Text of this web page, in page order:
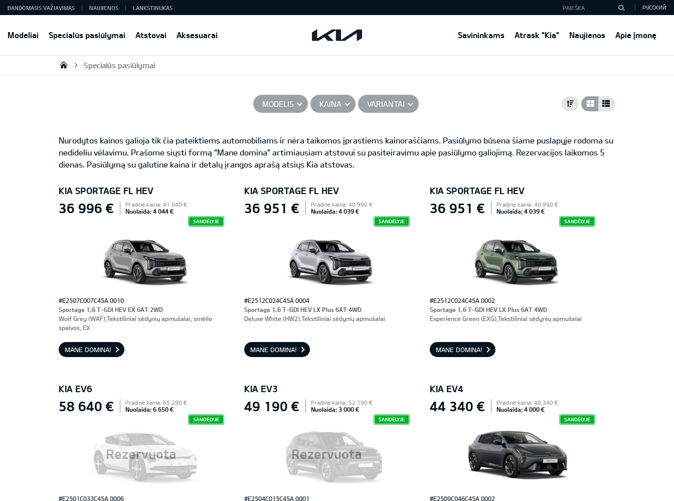
Modeliai Specialūs pasiūlymai Atstovai Aksesuarai Savininkams Atrask "Kia" Naujienos Apie įmonę
BANDOMASIS VAŽIAVIMAS NAUJIENOS LANKSTINUKAS РУССКИЙ
KIA AUTO AS
Specialūs pasiūlymai
MODELIS KAINA VARIANTAI
Nurodytos kainos galioja tik čia pateiktiems automobiliams ir nėra taikomos įprastiems kainoraščiams. Pasiūlymo būsena šiame puslapyje rodoma su
nedideliu vėlavimu. Prašome siųsti formą “Mane domina” artimiausiam atstovui su pasiteiravimu apie pasiūlymo galiojimą. Rezervacijos laikomos 5
dienas. Pasiūlymą su galutine kaina ir detalų įrangos aprašą atsiųs Kia atstovas.
KIA SPORTAGE FL HEV
36 996 € Pradinė kaina: 41 040 €
Nuolaida: 4 044 €
SANDĖLYJE
#E2507C007C45A 0010
Sportage 1,6 T-GDI HEV EX 6AT 2WD
Wolf Grey (WAF),Tekstiliniai sėdynių apmušalai, smėlio
spalvos, EX
MANE DOMINA!
KIA SPORTAGE FL HEV
36 951 € Pradinė kaina: 40 990 €
Nuolaida: 4 039 €
SANDĖLYJE
#E2512C024C45A 0004
Sportage 1,6 T-GDI HEV LX Plus 6AT 4WD
Deluxe White (HW2),Tekstiliniai sėdynių apmušalai
MANE DOMINA!
KIA SPORTAGE FL HEV
36 951 € Pradinė kaina: 40 990 €
Nuolaida: 4 039 €
SANDĖLYJE
#E2512C024C45A 0002
Sportage 1,6 T-GDI HEV LX Plus 6AT 4WD
Experience Green (EXG),Tekstiliniai sėdynių apmušalai
MANE DOMINA!
KIA EV6
Rezervuota
58 640 € Pradinė kaina: 65 290 €
Nuolaida: 6 650 €
SANDĖLYJE
#E2501C033C45A 0006
KIA EV3
Rezervuota
49 190 € Pradinė kaina: 52 190 €
Nuolaida: 3 000 €
SANDĖLYJE
#E2504C015C45A 0001
KIA EV4
44 340 € Pradinė kaina: 48 340 €
Nuolaida: 4 000 €
SANDĖLYJE
#E2509C046C45A 0002